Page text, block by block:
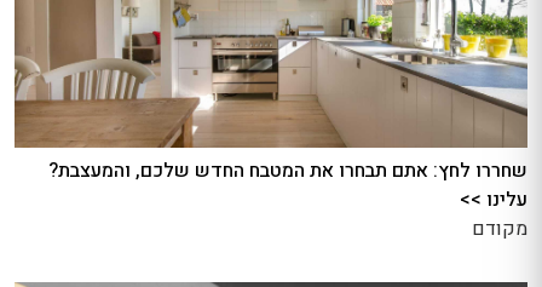
שחררו לחץ: אתם תבחרו את המטבח החדש שלכם, והמעצבת?
עלינו >>
מקודם